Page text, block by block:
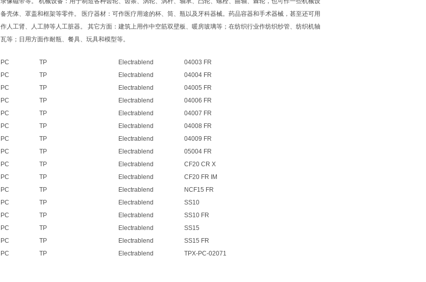
备壳体、罩盖和框架等零件。 医疗器材：可作医疗用途的杯、筒、瓶以及牙科器械。药品容器和手术器械，甚至还可用
作人工肾、人工肺等人工脏器。 其它方面：建筑上用作中空筋双壁板、暖房玻璃等；在纺织行业作纺织纱管、纺织机轴
瓦等；日用方面作耐瓶、餐具、玩具和模型等。
PC TP Electrablend
04003 FR
PC
TP Electrablend
04004 FR
PC
TP Electrablend
04005 FR
PC
TP Electrablend
04006 FR
PC
TP Electrablend
04007 FR
PC
TP Electrablend
04008 FR
PC
TP Electrablend
04009 FR
PC
TP Electrablend
05004 FR
PC
TP Electrablend
CF20 CR X
PC
TP Electrablend
CF20 FR IM
PC
TP Electrablend
NCF15 FR
PC
TP Electrablend
SS10
PC
TP Electrablend
SS10 FR
PC
TP Electrablend
SS15
PC
TP Electrablend
SS15 FR
PC
TP Electrablend TPX-PC-02071